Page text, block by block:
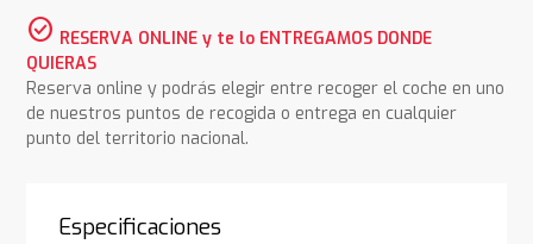
check_circle RESERVA ONLINE y te lo ENTREGAMOS DONDE
QUIERAS
Reserva online y podrás elegir entre recoger el coche en uno
de nuestros puntos de recogida o entrega en cualquier
punto del territorio nacional.
Especificaciones